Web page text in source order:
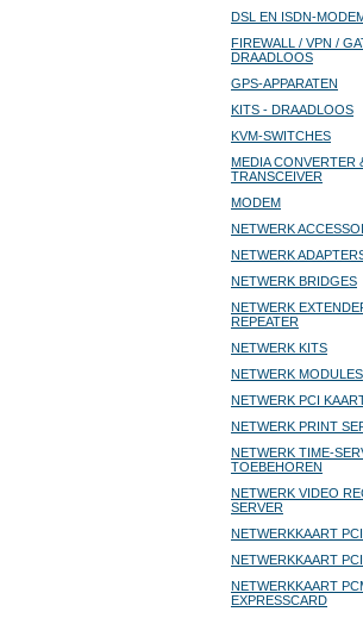
DSL EN ISDN-
FIREWALL / VPN /
DRAADLOOS
GPS-APPARATEN
KITS - DRAADLOOS
KVM-SWITCHES
MEDIA CONVERTER
TRANSCEIVER
MODEM
NETWERK
NETWERK
NETWERK BRIDGES
NETWERK
REPEATER
NETWERK KITS
NETWERK MODULES
NETWERK PCI
NETWERK PRINT
NETWERK TIME-
TOEBEHOREN
NETWERK VIDEO
SERVER
NETWERKKAART
NETWERKKAART
NETWERKKAART
EXPRESSCARD